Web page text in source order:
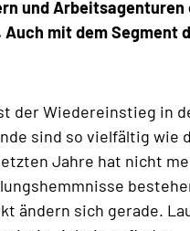
und
mit dem Segment
der Wiedereinstieg in
sind so vielfältig wie
Jahre hat nicht
ändern sich gerade.